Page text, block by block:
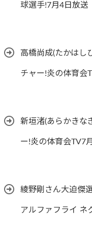
球選手!7月4日放送
高橋尚成(たかはし
チャー!炎の体育会
新垣渚(あらかきな
ー!炎の体育会TV7
綾野剛さん大迫傑
アルファフライ ネ